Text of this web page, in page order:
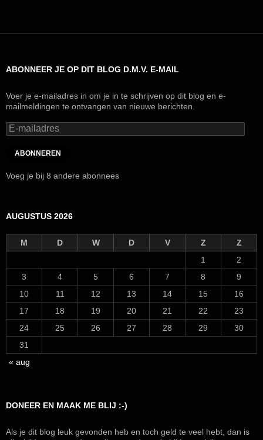
ABONNEER JE OP DIT BLOG D.M.V. E-MAIL
Voer je e-mailadres in om je in te schrijven op dit blog en e-
mailmeldingen te ontvangen van nieuwe berichten.
E-
mailadres
ABONNEREN
Voeg je bij 8 andere abonnees
AUGUSTUS 2026
M D W D V Z
Z
1
2
3
4 5 6 7 8
9
10
11 12 13 14 15
16
17
18 19 20 21 22
23
24
25 26 27 28 29
30
31
« aug
DONEER EN MAAK ME BLIJ :-)
Als je dit blog leuk gevonden heb en toch geld te veel hebt, dan is